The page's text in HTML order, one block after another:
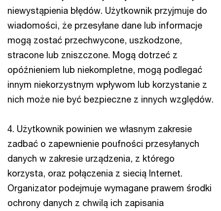
niewystąpienia błędów. Użytkownik przyjmuje do
wiadomości, że przesyłane dane lub informacje
mogą zostać przechwycone, uszkodzone,
stracone lub zniszczone. Mogą dotrzeć z
opóźnieniem lub niekompletne, mogą podlegać
innym niekorzystnym wpływom lub korzystanie z
nich może nie być bezpieczne z innych względów.
4. Użytkownik powinien we własnym zakresie
zadbać o zapewnienie poufności przesyłanych
danych w zakresie urządzenia, z którego
korzysta, oraz połączenia z siecią Internet.
Organizator podejmuje wymagane prawem środki
ochrony danych z chwilą ich zapisania